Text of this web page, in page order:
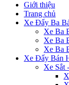
Giới thiệu
Trang chủ
Xe Đẩy Ba
Xe Ba
Xe Ba
Xe Ba
Xe Đẩy Bán
Xe Sắt